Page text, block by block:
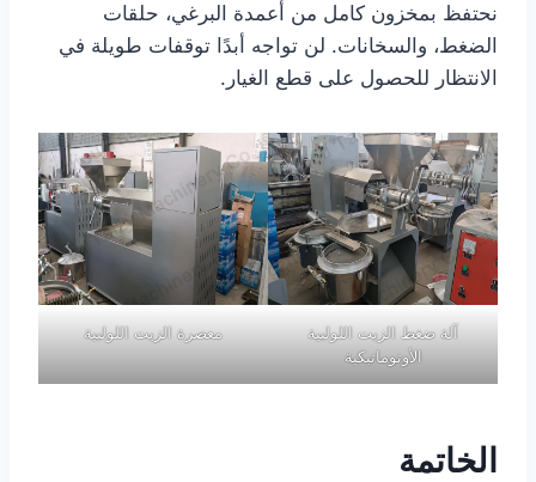
نحتفظ بمخزون كامل من أعمدة البرغي، حلقات
الضغط، والسخانات. لن تواجه أبدًا توقفات طويلة في
الانتظار للحصول على قطع الغيار.
آلة ضغط الزيت اللولبية
الأوتوماتيكية
معصرة الزيت اللولبية
الخاتمة